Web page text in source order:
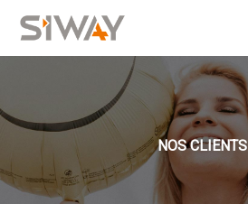
NOS CLIENTS